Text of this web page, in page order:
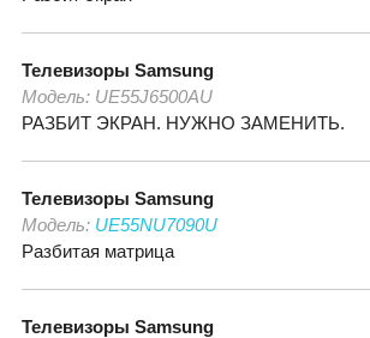
Телевизоры Samsung
Модель: UE55J6500AU
РАЗБИТ ЭКРАН. НУЖНО ЗАМЕНИТЬ.
Телевизоры Samsung
Модель: UE55NU7090U
Разбитая матрица
Телевизоры Samsung